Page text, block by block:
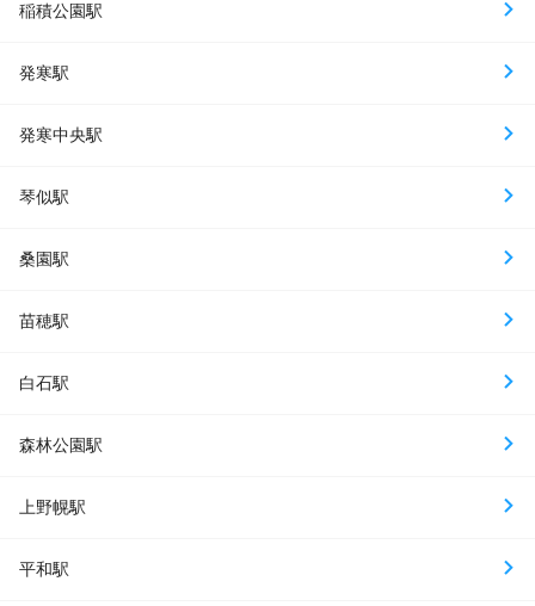
稲積公園駅
発寒駅
発寒中央駅
琴似駅
桑園駅
苗穂駅
白石駅
森林公園駅
上野幌駅
平和駅